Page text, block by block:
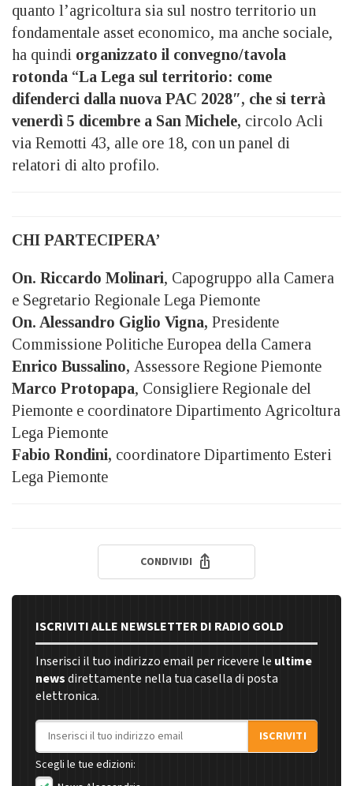
quanto l’agricoltura sia sul nostro territorio un
fondamentale asset economico, ma anche sociale,
ha quindi organizzato il convegno/tavola
rotonda “La Lega sul territorio: come
difenderci dalla nuova PAC 2028″, che si terrà
venerdì 5 dicembre a San Michele, circolo Acli
via Remotti 43, alle ore 18, con un panel di
relatori di alto profilo.
CHI PARTECIPERA’
On. Riccardo Molinari, Capogruppo alla Camera
e Segretario Regionale Lega Piemonte
On. Alessandro Giglio Vigna, Presidente
Commissione Politiche Europea della Camera
Enrico Bussalino, Assessore Regione Piemonte
Marco Protopapa, Consigliere Regionale del
Piemonte e coordinatore Dipartimento Agricoltura
Lega Piemonte
Fabio Rondini, coordinatore Dipartimento Esteri
Lega Piemonte
CONDIVIDI
ISCRIVITI ALLE NEWSLETTER DI RADIO GOLD
Inserisci il tuo indirizzo email per ricevere le ultime
newsdirettamente nella tua casella di posta
elettronica.
Indirizzo email
ISCRIVITI
Scegli le tue edizioni: